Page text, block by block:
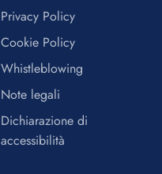
Privacy Policy
Cookie Policy
Whistleblowing
Note legali
Dichiarazione di
accessibilità